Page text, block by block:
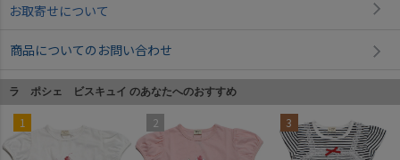
お取寄せについて
商品についてのお問い合わせ
ラ ポシェ ビスキュイ のあなたへのおすすめ
1 2 3